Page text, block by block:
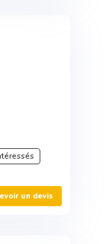
un devis